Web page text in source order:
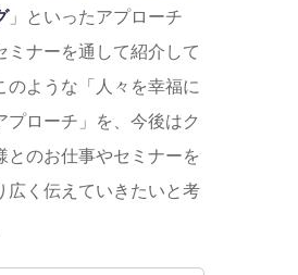
」といったアプローチ
ミナーを通して紹介して
のような「人々を幸福に
プローチ」を、今後はク
とのお仕事やセミナーを
広く伝えていきたいと考